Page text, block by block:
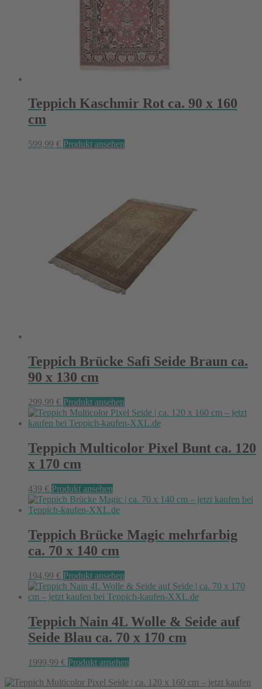
Teppich Kaschmir Rot ca. 90 x 160
cm
599,99 € Produkt ansehen
Teppich Brücke Safi Seide Braun ca.
90 x 130 cm
299,99 € Produkt ansehen
Teppich Multicolor Pixel Bunt ca. 120
x 170 cm
439 € Produkt ansehen
Teppich Brücke Magic mehrfarbig
ca. 70 x 140 cm
194,99 € Produkt ansehen
Teppich Nain 4L Wolle & Seide auf
Seide Blau ca. 70 x 170 cm
1999,99 € Produkt ansehen